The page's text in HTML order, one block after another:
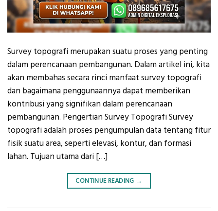
Survey topografi merupakan suatu proses yang penting
dalam perencanaan pembangunan. Dalam artikel ini, kita
akan membahas secara rinci manfaat survey topografi
dan bagaimana penggunaannya dapat memberikan
kontribusi yang signifikan dalam perencanaan
pembangunan. Pengertian Survey Topografi Survey
topografi adalah proses pengumpulan data tentang fitur
fisik suatu area, seperti elevasi, kontur, dan formasi
lahan. Tujuan utama dari […]
CONTINUE READING →